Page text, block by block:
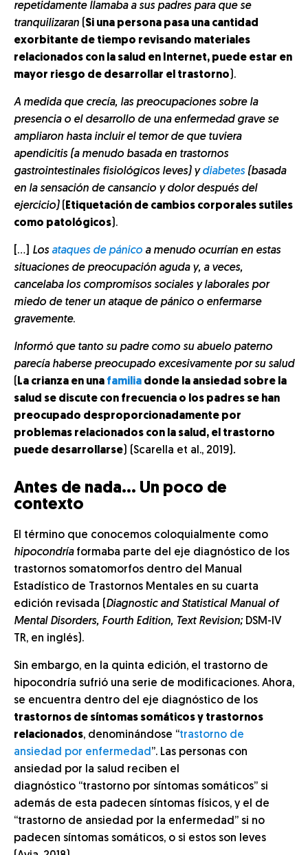
repetidamente llamaba a sus padres para que se
tranquilizaran (Si una persona pasa una cantidad
exorbitante de tiempo revisando materiales
relacionados con la salud en Internet, puede estar en
mayor riesgo de desarrollar el trastorno).
A medida que crecía, las preocupaciones sobre la
presencia o el desarrollo de una enfermedad grave se
ampliaron hasta incluir el temor de que tuviera
apendicitis (a menudo basada en trastornos
gastrointestinales fisiológicos leves) ydiabetes(basada
en la sensación de cansancio y dolor después del
ejercicio) ( Etiquetación de cambios corporales sutiles
como patológicos).
[…] Losataques de pánico a menudo ocurrían en estas
situaciones de preocupación aguda y, a veces,
cancelaba los compromisos sociales y laborales por
miedo de tener un ataque de pánico o enfermarse
gravemente.
Informó que tanto su padre como su abuelo paterno
parecía haberse preocupado excesivamente por su salud
( La crianza en una familia donde la ansiedad sobre la
salud se discute con frecuencia o los padres se han
preocupado desproporcionadamente por
problemas relacionados con la salud, el trastorno
puede desarrollarse) (Scarella et al., 2019).
Antes de nada… Un poco de
contexto
El término que conocemos coloquialmente como
hipocondríaformaba parte del eje diagnóstico de los
trastornos somatomorfos dentro del Manual
Estadístico de Trastornos Mentales en su cuarta
edición revisada (Diagnostic and Statistical Manual of
Mental Disorders, Fourth Edition, Text Revision; DSM-IV
TR, en inglés).
Sin embargo, en la quinta edición, el trastorno de
hipocondría sufrió una serie de modificaciones. Ahora,
se encuentra dentro del eje diagnóstico de los
trastornos de síntomas somáticos y trastornos
relacionados, denominándose “trastorno de
ansiedad por enfermedad”. Las personas con
ansiedad por la salud reciben el
diagnóstico “trastorno por síntomas somáticos” si
además de esta padecen síntomas físicos, y el de
“trastorno de ansiedad por la enfermedad” si no
padecen síntomas somáticos, o si estos son leves